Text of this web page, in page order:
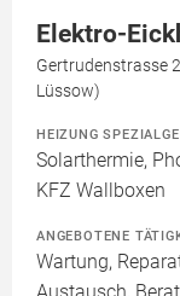
Elektro-
Gertrudenstrasse
Lüssow)
HEIZUNG
Solarthermie,
KFZ Wallboxen
ANGEBOTENE
Wartung,